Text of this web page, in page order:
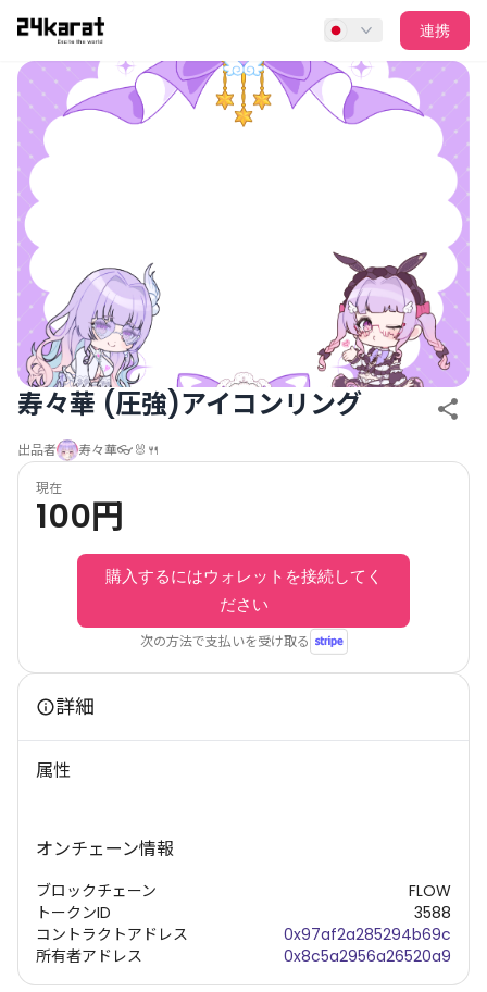
寿々華 (圧強)アイコンリング
連携
寿々華 (圧強)アイコンリング
出品者 寿々華👓🐰🍴
現在
100円
購入するにはウォレットを接続してく
ださい
次の方法で支払いを受け取る
詳細
属性
オンチェーン情報
ブロックチェーン
トークンID
コントラクトアドレス
所有者アドレス
FLOW
3588
0x97af2a285294b69c
0x8c5a2956a26520a9